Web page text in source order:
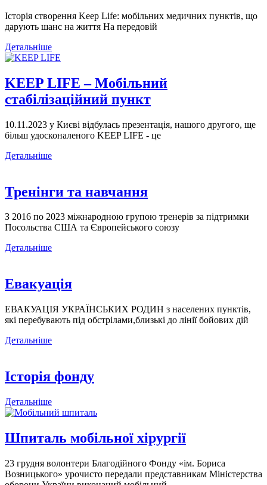
Історія створення Keep Life: мобільних медичних пунктів, що
дарують шанс на життя На передовій
Детальніше
KEEP LIFE – Мобільний
стабілізаційний пункт
10.11.2023 у Києві відбулась презентація, нашого другого, ще
більш удосконаленого KEEP LIFE - це
Детальніше
Тренінги та навчання
З 2016 по 2023 міжнародною групою тренерів за підтримки
Посольства США та Європейського союзу
Детальніше
Евакуація
ЕВАКУАЦІЯ УКРАЇНСЬКИХ РОДИН з населених пунктів,
які перебувають під обстрілами,близькі до лінії бойових дій
Детальніше
Історія фонду
Детальніше
Шпиталь мобільної хірургії
23 грудня волонтери Благодійного Фонду «ім. Бориса
Возницького» урочисто передали представникам Міністерства